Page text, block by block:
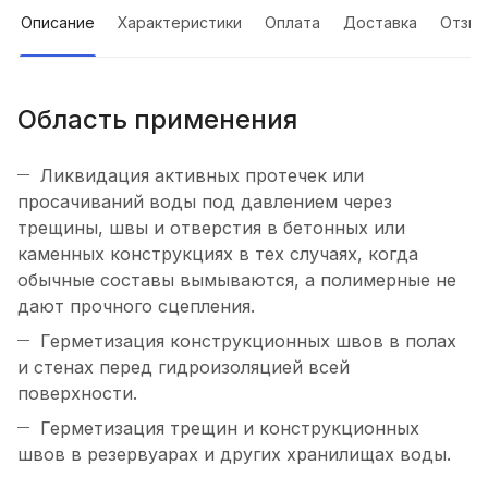
Описание Характеристики Оплата Доставка
Область применения
Ликвидация активных протечек или
просачиваний воды под давлением через
трещины, швы и отверстия в бетонных или
каменных конструкциях в тех случаях, когда
обычные составы вымываются, а полимерные не
дают прочного сцепления.
Герметизация конструкционных швов в полах
и стенах перед гидроизоляцией всей
поверхности.
Герметизация трещин и конструкционных
швов в резервуарах и других хранилищах воды.